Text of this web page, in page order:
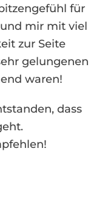
für
mir mit viel
zur Seite
gelungenen
waren!
dass